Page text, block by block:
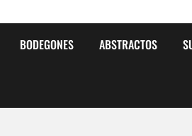
BODEGONES ABSTRACTOS